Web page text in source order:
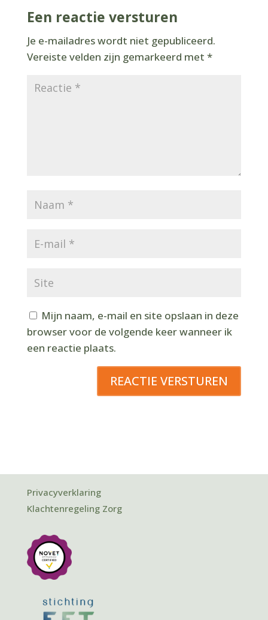
Een reactie versturen
Je e-mailadres wordt niet gepubliceerd.
Vereiste velden zijn gemarkeerd met *
Mijn naam, e-mail en site opslaan in deze
browser voor de volgende keer wanneer ik
een reactie plaats.
REACTIE VERSTUREN
Privacyverklaring
Klachtenregeling Zorg